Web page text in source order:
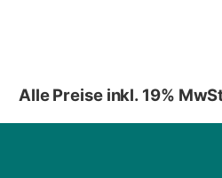
Alle Preise inkl. 19%